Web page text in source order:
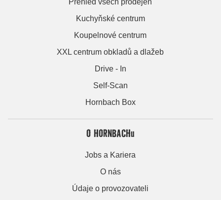
Kuchyňské centrum
Koupelnové centrum
XXL centrum obkladů a dlažeb
Drive - In
Self-Scan
Hornbach Box
O HORNBACHu
Jobs a Kariera
O nás
Údaje o provozovateli